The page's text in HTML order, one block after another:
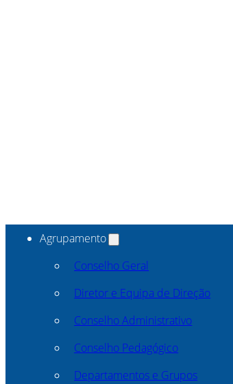
Agrupamento
Conselho Geral
Diretor e Equipa de Direção
Conselho Administrativo
Conselho Pedagógico
Departamentos e Grupos